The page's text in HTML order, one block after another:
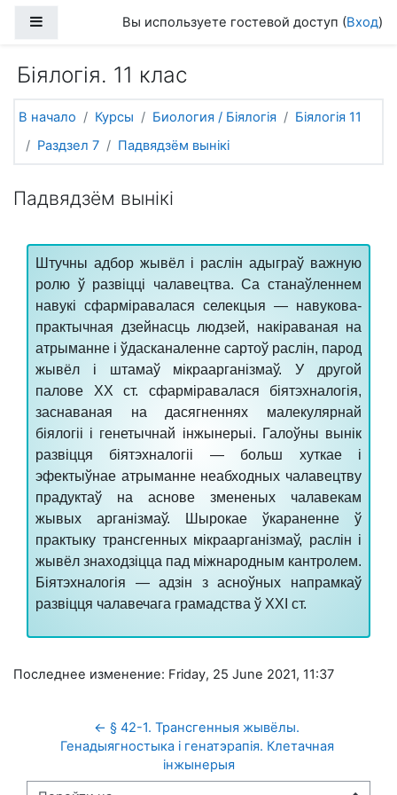
Боковая панельВы используете гостевой доступ (Вход)
Біялогія. 11 клас
В начало Курсы Биология / Біялогія
Біялогія 11
Раздзел 7
Падвядзём вынікі
Падвядзём вынікі
Штучны адбор жывёл і раслін адыграў важную
ролю ў развіцці чалавецтва. Cа станаўленнем
навукі сфарміравалася селекцыя — навукова-
практычная дзейнасць людзей, накіраваная на
атрыманне і ўдасканаленне сартоў раслін, парод
жывёл і штамаў мікраарганізмаў. У другой
палове ХХ ст. сфарміравалася біятэхналогія,
заснаваная на дасягненнях малекулярнай
біялогіі і генетычнай інжынерыі. Галоўны вынік
развіцця біятэхналогіі — больш хуткае і
эфектыўнае атрыманне неабходных чалавецтву
прадуктаў на аснове змененых чалавекам
жывых арганізмаў. Шырокае ўкараненне ў
практыку трансгенных мікраарганізмаў, раслін і
жывёл знаходзіцца пад міжнародным кантролем.
Біятэхналогія — адзін з асноўных напрамкаў
развіцця чалавечага грамадства ў XXI ст.
Последнее изменение: Friday, 25 June 2021, 11:37
← § 42-1. Трансгенныя жывёлы.
Генадыягностыка і генатэрапія. Клетачная
інжынерыя